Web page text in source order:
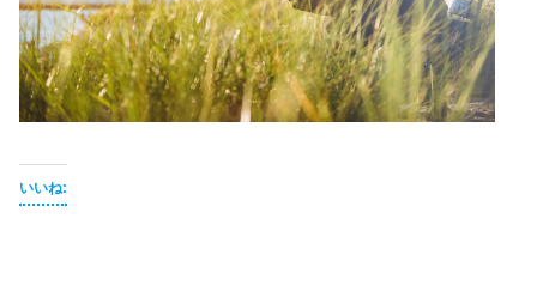
いいね: